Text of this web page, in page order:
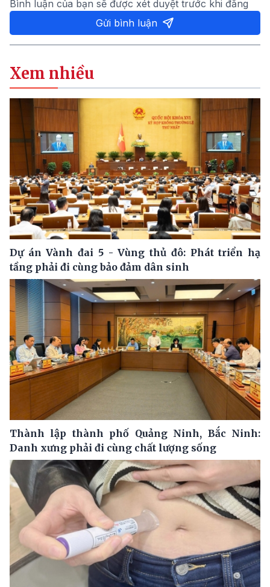
Bình luận của bạn sẽ được xét duyệt trước khi đăng
Gửi bình luận
Xem nhiều
Dự án Vành đai 5 - Vùng thủ đô: Phát triển hạ
tầng phải đi cùng bảo đảm dân sinh
Thành lập thành phố Quảng Ninh, Bắc Ninh:
Danh xưng phải đi cùng chất lượng sống